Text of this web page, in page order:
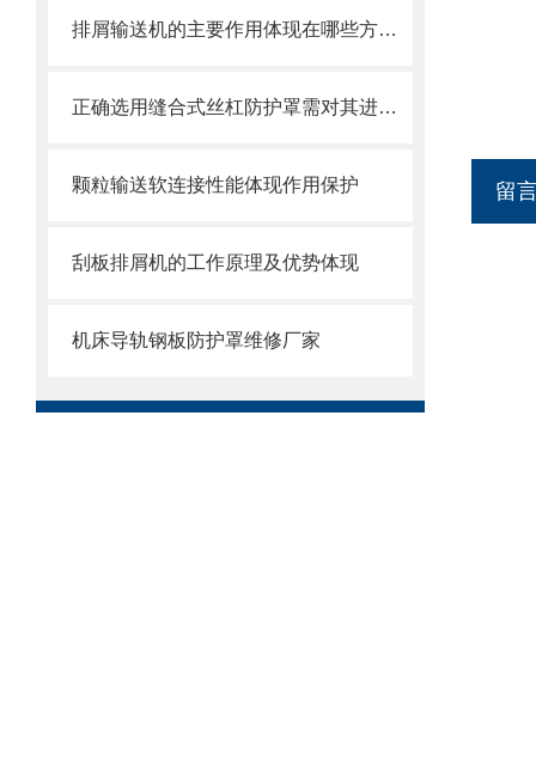
排屑输送机的主要作用体现在哪些方面？
正确选用缝合式丝杠防护罩需对其进行风险评估
颗粒输送软连接性能体现作用保护
刮板排屑机的工作原理及优势体现
机床导轨钢板防护罩维修厂家
留